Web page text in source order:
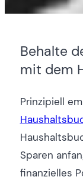
Behalte
mit dem
Prinzipiell
Sparen
finanzielles